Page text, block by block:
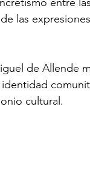
las
de Allende
cultural.